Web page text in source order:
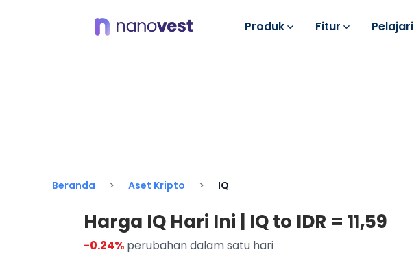
Produk Fitur Pelajari
Beranda Aset Kripto IQ
Harga IQ Hari Ini | IQ to IDR = 11,59
-0.24% perubahan dalam satu hari